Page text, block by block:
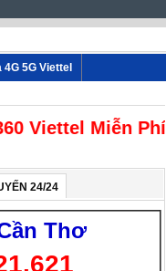
4G 5G Viettel
Viettel Miễn Phí
24/24
Thơ